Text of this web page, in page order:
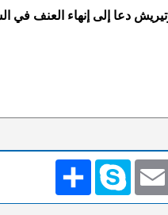
دعا إلى إنهاء العنف في
انشر Skype